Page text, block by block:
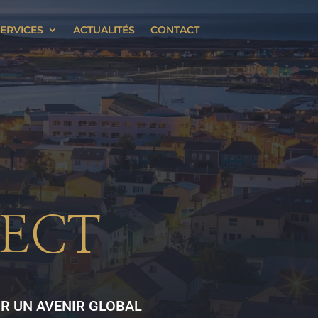
ACTUALITÉS CONTACT
UN AVENIR GLOBAL